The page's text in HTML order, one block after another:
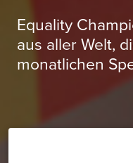
Equality
aus aller Welt,
monatlichen